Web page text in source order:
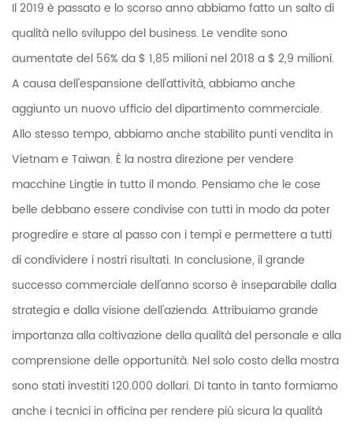
Il 2019 è passato e lo scorso anno abbiamo fatto un salto di
qualità nello sviluppo del business. Le vendite sono
aumentate del 56% da $ 1,85 milioni nel 2018 a $ 2,9 milioni.
A causa dell'espansione dell'attività, abbiamo anche
aggiunto un nuovo ufficio del dipartimento commerciale.
Allo stesso tempo, abbiamo anche stabilito punti vendita in
Vietnam e Taiwan. È la nostra direzione per vendere
macchine Lingtie in tutto il mondo. Pensiamo che le cose
belle debbano essere condivise con tutti in modo da poter
progredire e stare al passo con i tempi e permettere a tutti
di condividere i nostri risultati. In conclusione, il grande
successo commerciale dell'anno scorso è inseparabile dalla
strategia e dalla visione dell'azienda. Attribuiamo grande
importanza alla coltivazione della qualità del personale e alla
comprensione delle opportunità. Nel solo costo della mostra
sono stati investiti 120.000 dollari. Di tanto in tanto formiamo
anche i tecnici in officina per rendere più sicura la qualità